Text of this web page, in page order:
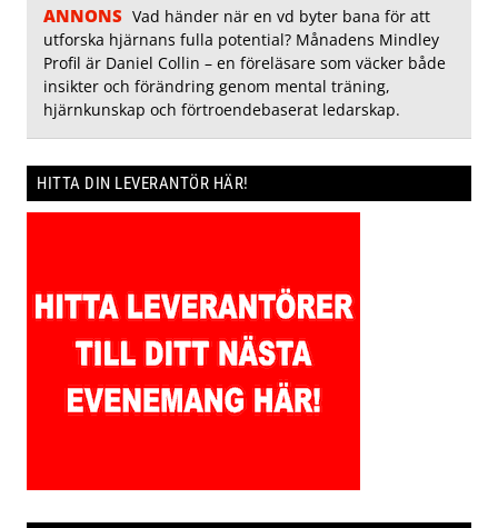
ANNONS Vad händer när en vd byter bana för att
utforska hjärnans fulla potential? Månadens Mindley
Profil är Daniel Collin – en föreläsare som väcker både
insikter och förändring genom mental träning,
hjärnkunskap och förtroendebaserat ledarskap.
HITTA DIN LEVERANTÖR HÄR!